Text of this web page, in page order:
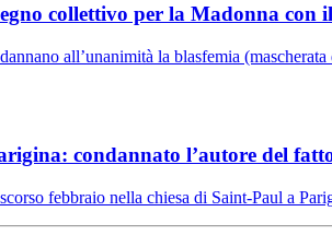
collettivo per la Madonna con
all’unanimità la blasfemia
condannato l’autore del
febbraio nella chiesa di Saint-Paul a